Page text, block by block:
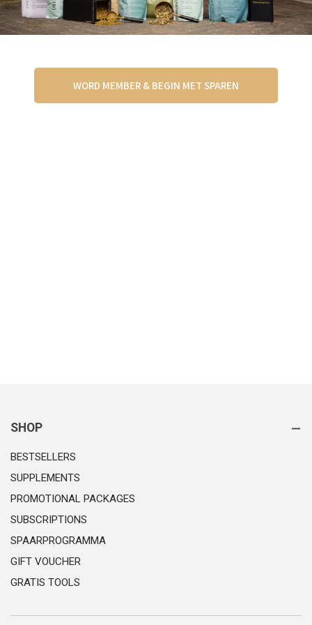
WORD MEMBER & BEGIN MET SPAREN
SHOP
BESTSELLERS
SUPPLEMENTS
PROMOTIONAL PACKAGES
SUBSCRIPTIONS
SPAARPROGRAMMA
GIFT VOUCHER
GRATIS TOOLS